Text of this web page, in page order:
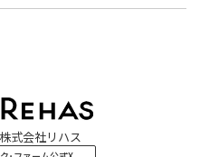
式会社リハス